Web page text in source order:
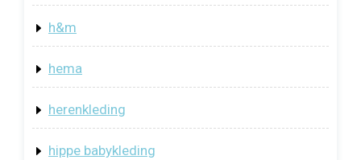
h&m
hema
herenkleding
hippe babykleding